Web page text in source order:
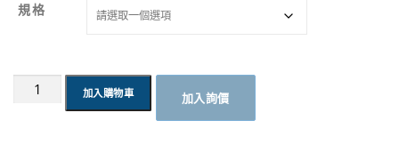
N
T
規格
加入購物車 加入詢價